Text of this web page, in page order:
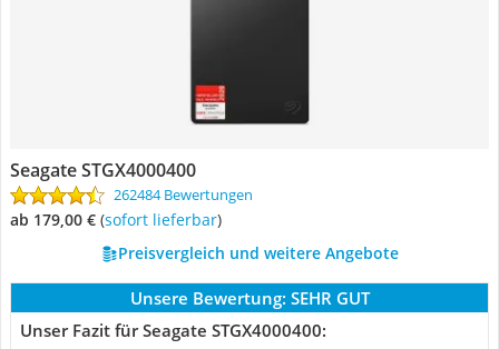
Seagate ‎STGX4000400
262484 Bewertungen
ab 179,00 € ( Sofort lieferbar)
Preisvergleich und weitere Angebote
Unsere Bewertung: SEHR GUT
Unser Fazit für Seagate ‎STGX4000400: